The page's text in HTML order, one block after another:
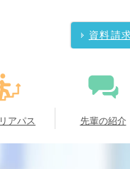
資料請
アパス 先輩の紹介